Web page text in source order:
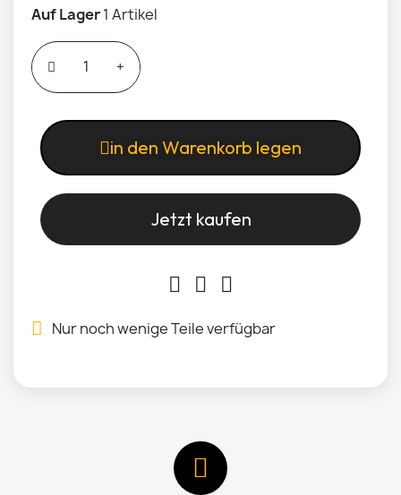
Auf Lager1 Artikel
in den Warenkorb legen
Jetzt kaufen
Nur noch wenige Teile verfügbar